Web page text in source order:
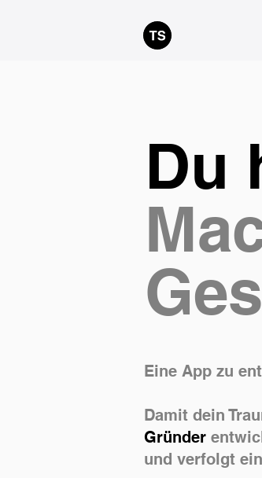
Du
Eine App zu
Damit dein
Gründer
und verfolgt